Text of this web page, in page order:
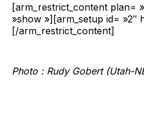
[arm_restrict_content plan=
»show »][arm_setup id= »2″
[/arm_restrict_content]
Photo : Rudy Gobert (Utah-